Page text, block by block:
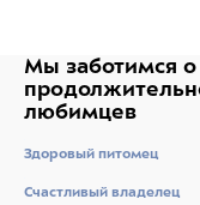
Мы заботимся о
любимцев
Здоровый питомец
Счастливый владелец